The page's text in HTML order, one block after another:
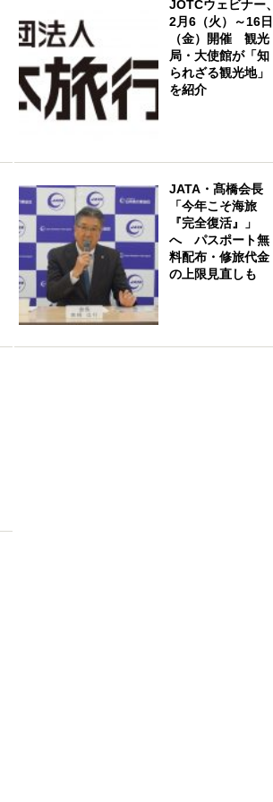
JOTCウェビナー、
2月6（火）～16日
（金）開催 観光
局・大使館が「知
られざる観光地」
を紹介
JATA・髙橋会長
「今年こそ海旅
『完全復活』」
へ パスポート無
料配布・修旅代金
の上限見直しも